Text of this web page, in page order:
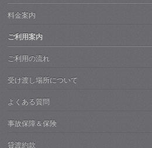
料金案内
ご利用案内
ご利用の流れ
受け渡し場所について
よくある質問
事故保障＆保険
貸渡約款